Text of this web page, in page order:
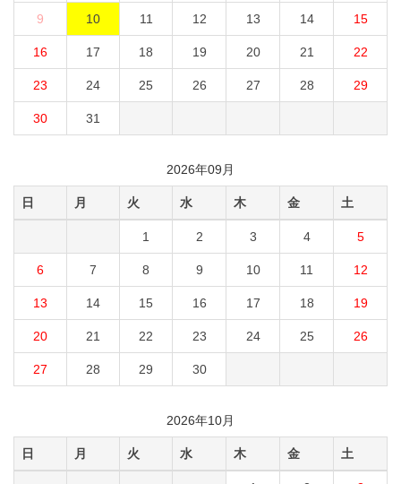
9 10 11 12 13 14 15
16 17 18 19 20 21 22
23 24 25 26 27 28 29
30 31
2026年09月
日 月 火 水 木 金 土
1 2 3 4 5
6 7 8 9 10 11 12
13 14 15 16 17 18 19
20 21 22 23 24 25 26
27 28 29 30
2026年10月
日 月 火 水 木 金 土